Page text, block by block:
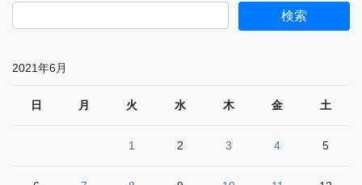
2021年6月
日 月 火 水 木 金 土
1 2 3 4 5